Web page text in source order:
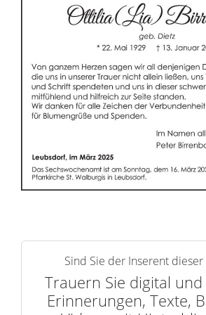
i
n
n
e
r
n
Sind Sie der Inserent dieser
Trauern Sie digital und
Erinnerungen, Texte,